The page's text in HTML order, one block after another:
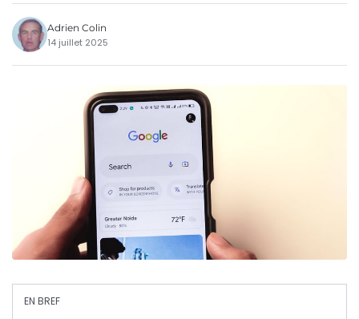
Adrien Colin
14 juillet 2025
EN BREF